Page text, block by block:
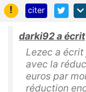
!
citer
darki92 a écrit
Lezec a
avec la
euros par
réduction